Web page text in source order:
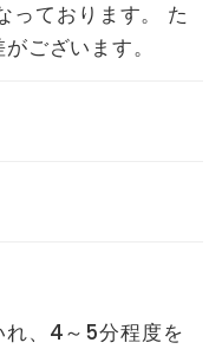
ております。 た
ございます。
れ、4～5分程度を